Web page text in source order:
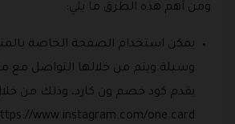
ومن أهم هذه الطرق ما يلي:
يمكن استخدام الصفحة الخاصة
وسيلة ويتم من خلالها التواصل مع
يقدم كود خصم ون كارد، وذلك من
www.instagram.com/one.card/.